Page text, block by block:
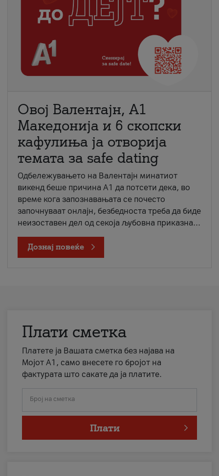
Овој Валентајн, A1
Македонија и 6 скопски
кафулиња ја отворија
темата за safe dating
Одбележувањето на Валентајн минатиот
викенд беше причина А1 да потсети дека, во
време кога запознавањата се почесто
започнуваат онлајн, безбедноста треба да биде
неизоставен дел од секоја љубовна приказна...
Дознај повеќе
Плати сметка
Платете ја Вашата сметка без најава на
Мојот А1, само внесете го бројот на
фактурата што сакате да ја платите.
Број на сметка
Плати